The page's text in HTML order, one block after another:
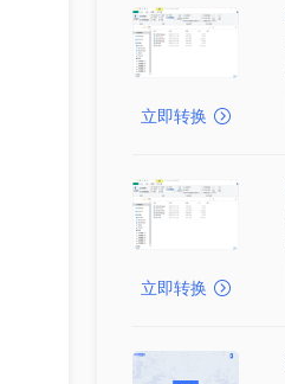
立即转换
立即转换